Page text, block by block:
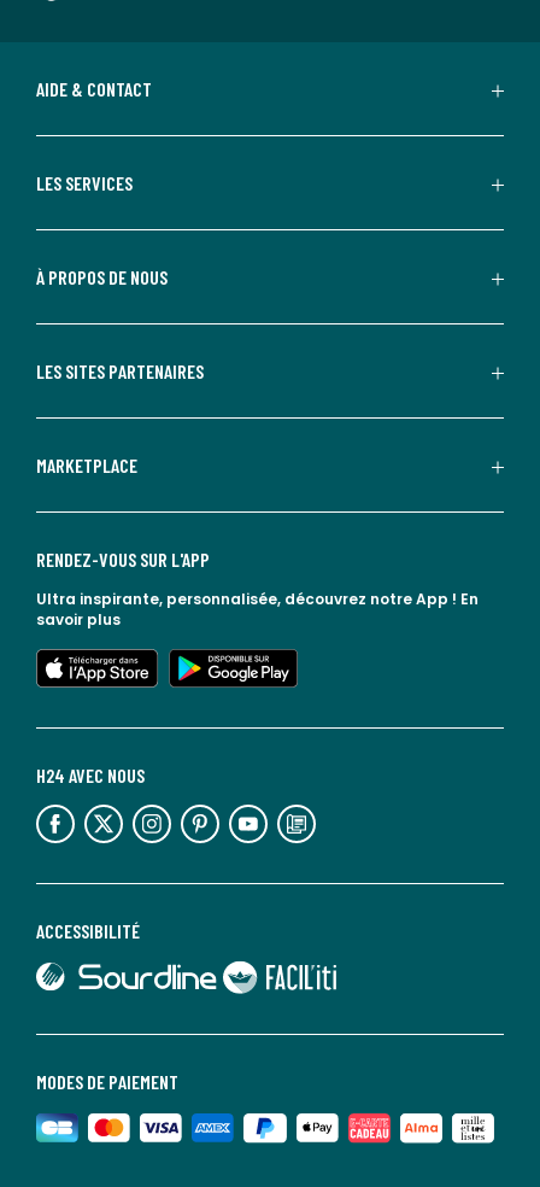
AIDE & CONTACT
LES SERVICES
À PROPOS DE NOUS
LES SITES PARTENAIRES
MARKETPLACE
MODES DE PAIEMENT
ACCESSIBILITÉ
lien vers Sourdline
lien vers Faciliti
H24 AVEC NOUS
lien vers l'espace réseaux sociaux lien vers l'espace réseaux sociaux lien vers l'espace réseaux sociaux lien vers l'espace réseaux sociaux lien vers l'espace réseaux sociaux lien vers le blog la redoute
RENDEZ-VOUS SUR L'APP
Ultra inspirante, personnalisée, découvrez notre App ! En
savoir plus
lien vers l'app store
lien vers google play